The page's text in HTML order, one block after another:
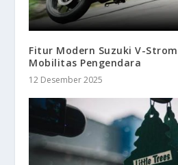
Fitur Modern Suzuki V-Strom
Mobilitas Pengendara
12 Desember 2025